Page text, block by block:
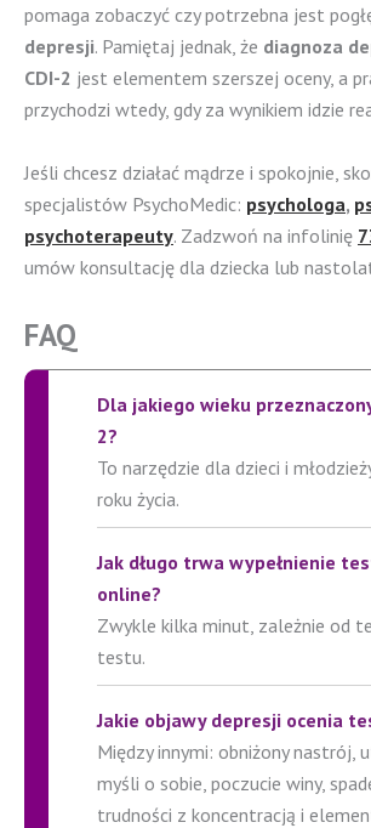
pomaga zobaczyć czy potrzebna jest
depresji. Pamiętaj jednak, że diagnoza
CDI-2 jest elementem szerszej oceny, a
przychodzi wtedy, gdy za wynikiem idzie
Jeśli chcesz działać mądrze i spokojnie,
specjalistów PsychoMedic: psychologa,
psychoterapeuty. Zadzwoń na infolinię
umów konsultację dla dziecka lub
FAQ
Dla jakiego wieku
2?
To narzędzie dla dzieci i
roku życia.
Jak długo trwa wypełnienie
online?
Zwykle kilka minut, zależnie od
testu.
Jakie objawy depresji ocenia
Między innymi: obniżony nastrój,
myśli o sobie, poczucie winy,
trudności z koncentracją i